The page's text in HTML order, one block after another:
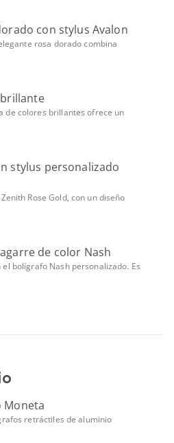
con stylus Avalon
rosa dorado combina
de colores brillantes ofrece un
stylus personalizado
Rose Gold, con un diseño
de color Nash
bolígrafo Nash personalizado. Es
Moneta
retráctiles de aluminio